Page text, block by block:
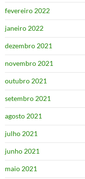
fevereiro 2022
janeiro 2022
dezembro 2021
novembro 2021
outubro 2021
setembro 2021
agosto 2021
julho 2021
junho 2021
maio 2021